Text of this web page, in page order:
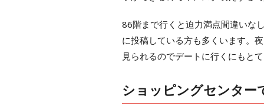
86階まで行くと迫力満点間違いな
に投稿している方も多くいます。
見られるのでデートに行くにもと
ショッピングセンター